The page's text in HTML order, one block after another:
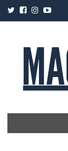
al